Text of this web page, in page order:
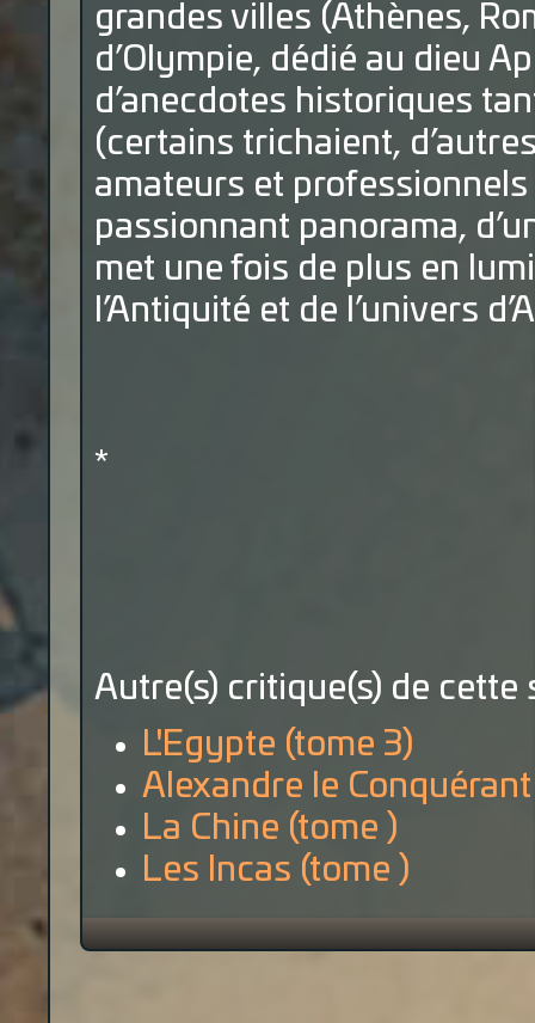
grandes villes (Athènes,
d’Olympie, dédié au dieu
d’anecdotes historiques
(certains trichaient,
amateurs et
passionnant panorama,
met une fois de plus en
l’Antiquité et de l’univers
*
Autre(s) critique(s) de cette
L'Egypte (tome 3)
Alexandre le
La Chine (tome )
Les Incas (tome )